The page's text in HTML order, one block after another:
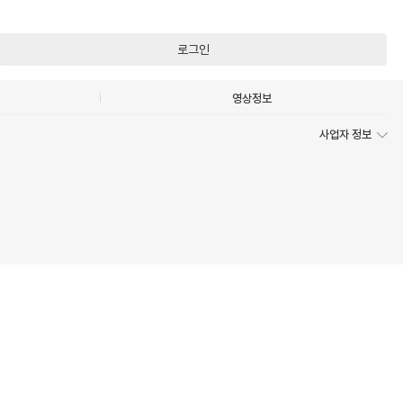
로그인
영상정보
사업자 정보